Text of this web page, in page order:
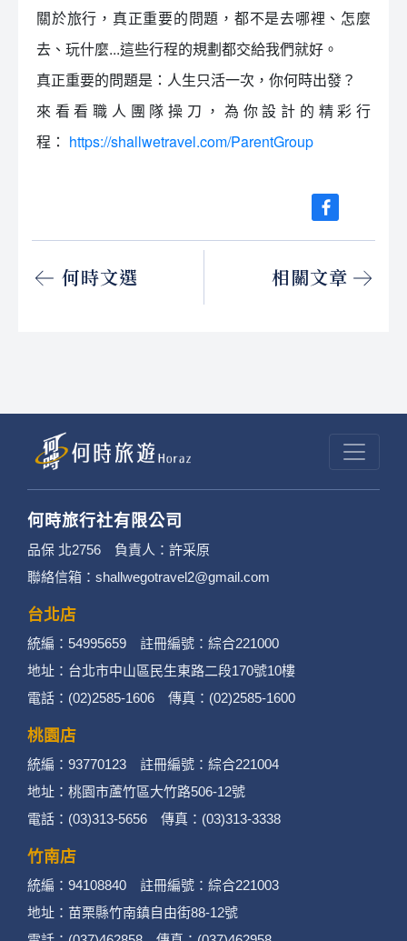
關於旅行，真正重要的問題，都不是去哪裡、怎麼
去、玩什麼...這些行程的規劃都交給我們就好。
真正重要的問題是：人生只活一次，你何時出發？
來看看職人團隊操刀，為你設計的精彩行
程： https://shallwetravel.com/ParentGroup
何時文選 相關文章
何時旅行社有限公司
品保 北2756 負責人：許采原
聯絡信箱：shallwegotravel2@gmail.com
台北店
統編：54995659 註冊編號：綜合221000
地址：台北市中山區民生東路二段170號10樓
電話：(02)2585-1606 傳真：(02)2585-1600
桃園店
統編：93770123 註冊編號：綜合221004
地址：桃園市蘆竹區大竹路506-12號
電話：(03)313-5656 傳真：(03)313-3338
竹南店
統編：94108840 註冊編號：綜合221003
地址：苗栗縣竹南鎮自由街88-12號